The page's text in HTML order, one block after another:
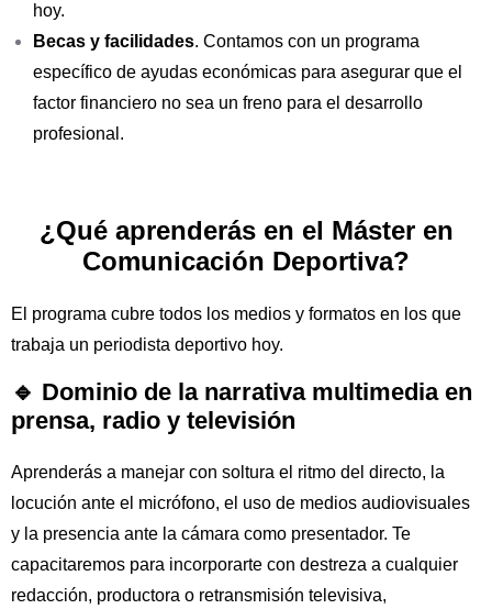
hoy.
Becas y facilidades. Contamos con un programa
específico de ayudas económicas para asegurar que el
factor financiero no sea un freno para el desarrollo
profesional.
¿Qué aprenderás en el Máster en
Comunicación Deportiva?
El programa cubre todos los medios y formatos en los que
trabaja un periodista deportivo hoy.
🔹 Dominio de la narrativa multimedia en
prensa, radio y televisión
Aprenderás a manejar con soltura el ritmo del directo, la
locución ante el micrófono, el uso de medios audiovisuales
y la presencia ante la cámara como presentador. Te
capacitaremos para incorporarte con destreza a cualquier
redacción, productora o retransmisión televisiva,